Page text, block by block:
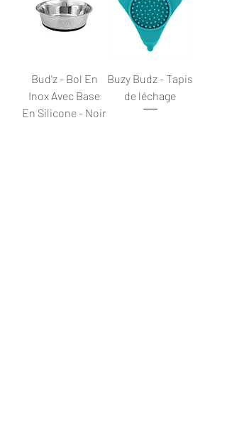
Bud'z - Bol En
Inox Avec Base
En Silicone - Noir
Buzy Budz - Tapis
de léchage